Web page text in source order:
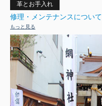
革とお手入れ
修理・メンテナンスについて
もっと見る